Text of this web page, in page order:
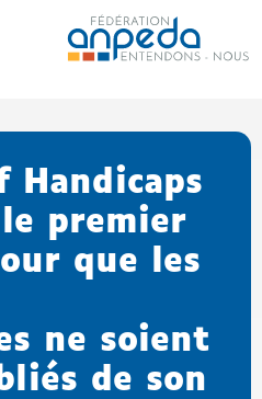
Handicaps
premier
que les
ne soient
de son